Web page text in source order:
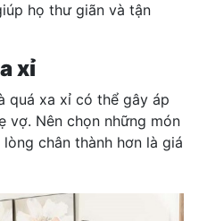
họ thư giãn và tận
xỉ
quá xa xỉ có thể gây áp
vợ. Nên chọn những món
chân thành hơn là giá